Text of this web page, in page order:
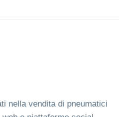
nella vendita di pneumatici